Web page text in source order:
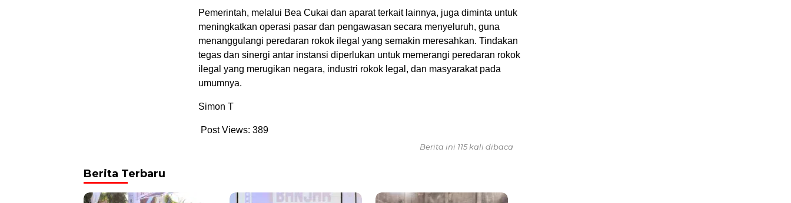
Pemerintah, melalui Bea Cukai dan aparat terkait lainnya, juga diminta untuk
meningkatkan operasi pasar dan pengawasan secara menyeluruh, guna
menanggulangi peredaran rokok ilegal yang semakin meresahkan. Tindakan
tegas dan sinergi antar instansi diperlukan untuk memerangi peredaran rokok
ilegal yang merugikan negara, industri rokok legal, dan masyarakat pada
umumnya.
Simon T
Post Views: 389
Berita ini 115 kali dibaca
Berita Terbaru